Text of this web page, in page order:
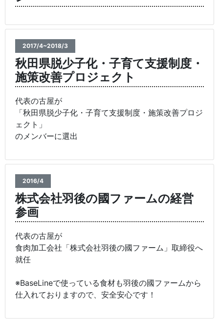
2017/4~2018/3
秋田県脱少子化・子育て支援制度・
施策改善プロジェクト
代表の古屋が
「秋田県脱少子化・子育て支援制度・施策改善プロジ
ェクト」
のメンバーに選出
2016/4
株式会社羽後の國ファームの経営
参画
代表の古屋が
食肉加工会社「株式会社羽後の國ファーム」取締役へ
就任
※BaseLineで使っている食材も羽後の國ファームから
仕入れておりますので、安全安心です！